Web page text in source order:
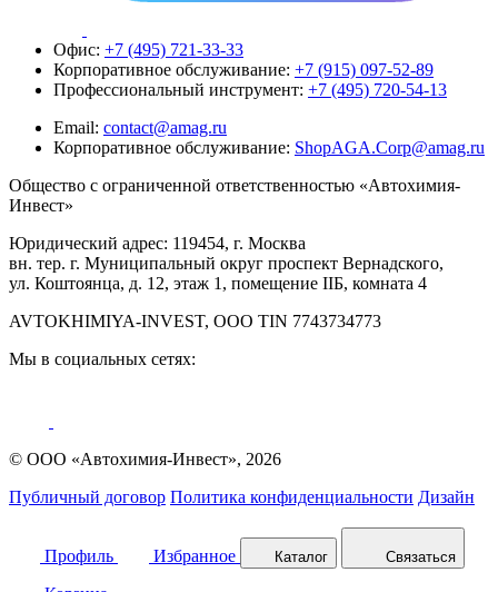
Офис: +7 (495) 721-33-33
Корпоративное обслуживание: +7 (915) 097-52-89
Профессиональный инструмент: +7 (495) 720-54-13
Email: contact@amag.ru
Корпоративное обслуживание: ShopAGA.Corp@amag.ru
Общество с ограниченной ответственностью «Автохимия-
Инвест»
Юридический адрес: 119454, г. Москва
вн. тер. г. Муниципальный округ проспект Вернадского,
ул. Коштоянца, д. 12, этаж 1, помещение IIБ, комната 4
AVTOKHIMIYA-INVEST, OOO TIN 7743734773
Мы в социальных сетях:
© ООО «Автохимия-Инвест», 2026
Публичный договор Политика конфиденциальности Дизайн
Профиль Избранное Каталог Связаться